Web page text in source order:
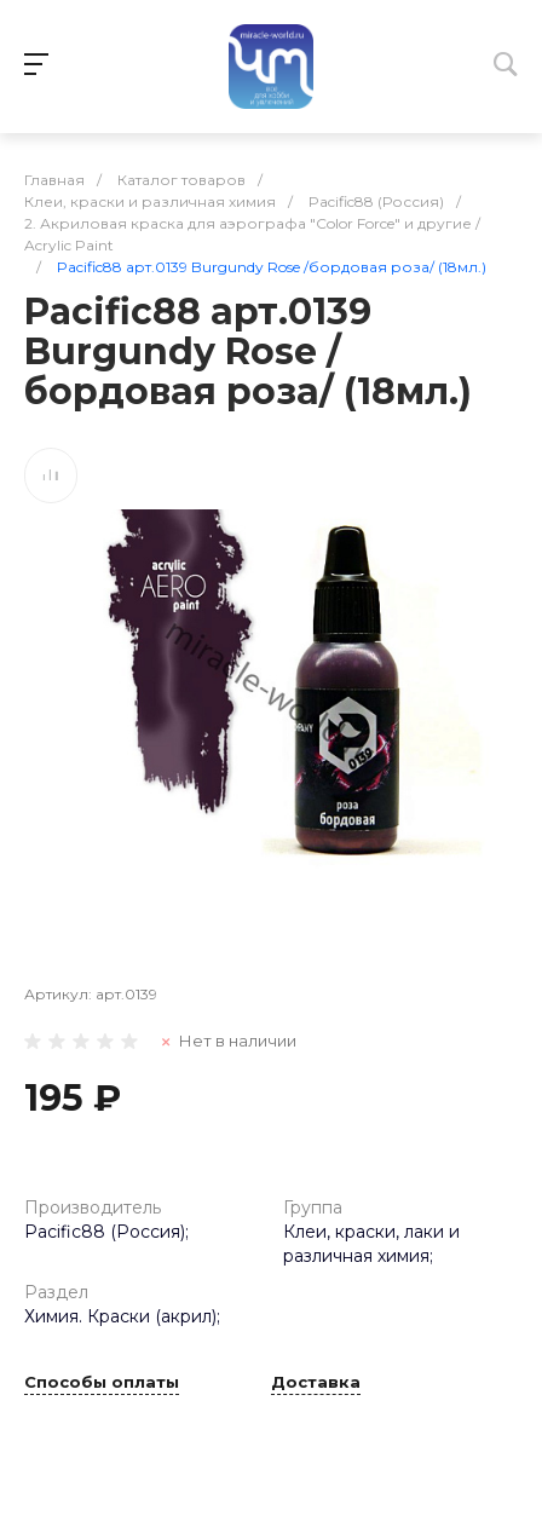
Главная / Каталог товаров
/
Клеи, краски и различная химия
/ Pacific88 (Россия)
/
2. Акриловая краска для аэрографа "Color Force" и другие /
Acrylic Paint
/
Pacific88 арт.0139 Burgundy Rose /бордовая роза/ (18мл.)
Pacific88 арт.0139
Burgundy Rose /
бордовая роза/ (18мл.)
Артикул: арт.0139
Нет в наличии
195 ₽
Производитель
Pacific88 (Россия);
Группа
Клеи, краски, лаки и
различная химия;
Раздел
Химия. Краски (акрил);
Способы оплаты Доставка